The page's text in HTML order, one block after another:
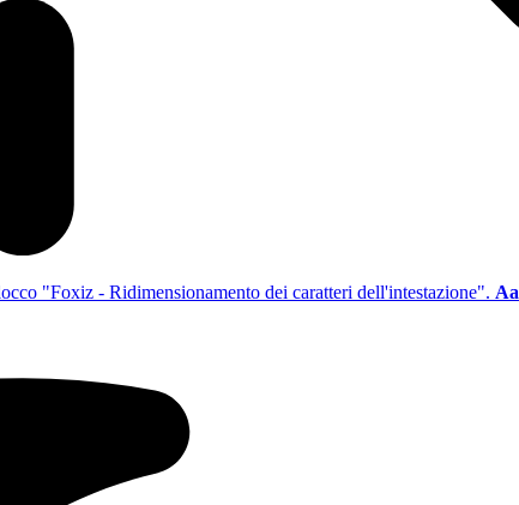
"Foxiz - Ridimensionamento dei caratteri dell'intestazione". Aa